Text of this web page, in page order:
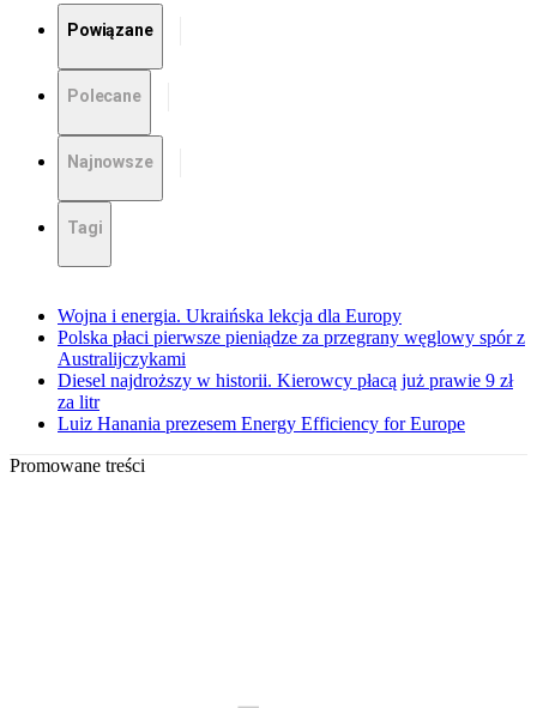
Powiązane
Polecane
Najnowsze
Tagi
Wojna i energia. Ukraińska lekcja dla Europy
Polska płaci pierwsze pieniądze za przegrany węglowy spór z
Australijczykami
Diesel najdroższy w historii. Kierowcy płacą już prawie 9 zł
za litr
Luiz Hanania prezesem Energy Efficiency for Europe
Promowane treści